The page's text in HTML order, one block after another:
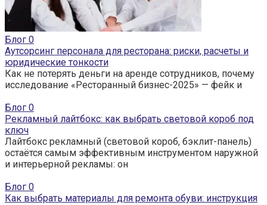
Блог 0
Аутсорсинг персонала для ресторана: риски, расчеты и
юридические тонкости
Как не потерять деньги на аренде сотрудников, почему
исследование «Ресторанный бизнес-2025» — фейк и
Блог 0
Рекламный лайтбокс: как выбрать световой короб под
ключ
Лайтбокс рекламный (световой короб, бэклит-панель)
остаётся самым эффективным инструментом наружной
и интерьерной рекламы: он
Блог 0
Как выбрать материалы для ремонта обуви: инструкция